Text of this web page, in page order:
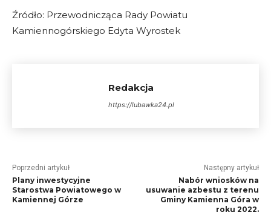
Źródło: Przewodnicząca Rady Powiatu
Kamiennogórskiego Edyta Wyrostek
Redakcja
https://lubawka24.pl
Poprzedni artykuł
Plany inwestycyjne
Starostwa Powiatowego w
Kamiennej Górze
Następny artykuł
Nabór wniosków na
usuwanie azbestu z terenu
Gminy Kamienna Góra w
roku 2022.